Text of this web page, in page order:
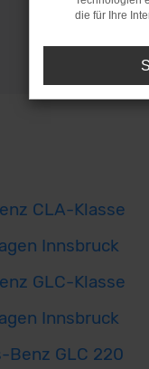
CLA-Klasse
Innsbruck
GLC-Klasse
Innsbruck
Benz GLC 220
die für Ihre